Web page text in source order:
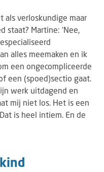
als verloskundige maar
staat? Martine: ‘Nee,
alles meemaken en ik
een ongecompliceerde
een (spoed)sectio gaat.
werk uitdagend en
mij niet los. Het is een
is heel intiem. En de